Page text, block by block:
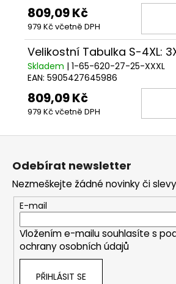
809,09 Kč
979 Kč včetně DPH
Velikostní Tabulka S-4XL:
Skladem | 1-65-620-27-25-XXXL
EAN: 5905427645986
809,09 Kč
979 Kč včetně DPH
Odebírat newsletter
Nezmeškejte žádné novinky či
E-mail
Vložením e-mailu souhlasíte s
ochrany osobních údajů
PŘIHLÁSIT SE